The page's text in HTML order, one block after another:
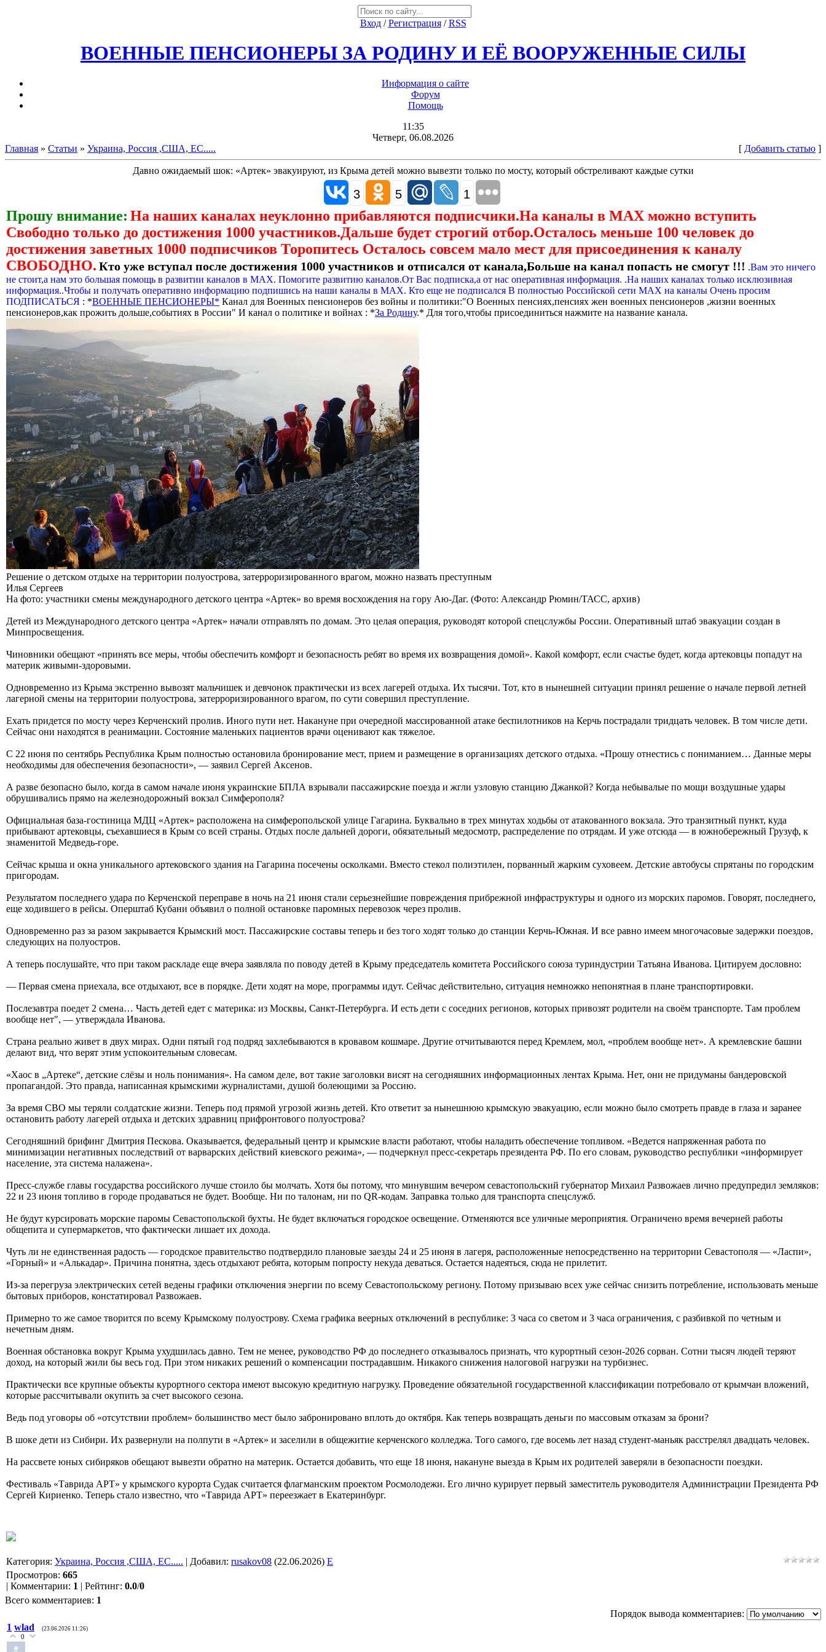
Вход/Регистрация/RSS
ВОЕННЫЕ ПЕНСИОНЕРЫ ЗА РОДИНУ И ЕЁ ВООРУЖЕННЫЕ СИЛЫ
Информация о сайте
Форум
Помощь
11:35
Четверг, 06.08.2026
Главная » Статьи » Украина, Россия ,США, ЕС..... [ Добавить статью ]
Давно ожидаемый шок: «Артек» эвакуируют, из Крыма детей можно вывезти только по мосту, который обстреливают каждые сутки
3 5 1
Прошу внимание: На наших каналах неуклонно прибавляются подписчики.На каналы в МАХ можно вступить
Свободно только до достижения 1000 участников.Дальше будет строгий отбор.Осталось меньше 100 человек до
достижения заветных 1000 подписчиков Торопитесь Осталось совсем мало мест для присоединения к каналу
СВОБОДНО. Кто уже вступал после достижения 1000 участников и отписался от канала,Больше на канал попасть не смогут !!! .Вам это ничего
не стоит,а нам это большая помощь в развитии каналов в МАХ. Помогите развитию каналов.От Вас подписка,а от нас оперативная информация. .На наших каналах только исклюзивная
информация..Чтобы и получать оперативно информацию подпишись на наши каналы в МАХ. Кто еще не подписался В полностью Российской сети МАХ на каналы Очень просим
ПОДПИСАТЬСЯ : *ВОЕННЫЕ ПЕНСИОНЕРЫ* Канал для Военных пенсионеров без войны и политики:"О Военных пенсиях,пенсиях жен военных пенсионеров ,жизни военных
пенсионеров,как прожить дольше,событиях в России" И канал о политике и войнах : *За Родину.* Для того,чтобы присоединиться нажмите на название канала.
Решение о детском отдыхе на территории полуострова, затерроризированного врагом, можно назвать преступным
Илья Сергеев
На фото: участники смены международного детского центра «Артек» во время восхождения на гору Аю-Даг. (Фото: Александр Рюмин/ТАСС, архив)
Детей из Международного детского центра «Артек» начали отправлять по домам. Это целая операция, руководят которой спецслужбы России. Оперативный штаб эвакуации создан в
Минпросвещения.
Чиновники обещают «принять все меры, чтобы обеспечить комфорт и безопасность ребят во время их возвращения домой». Какой комфорт, если счастье будет, когда артековцы попадут на
материк живыми-здоровыми.
Одновременно из Крыма экстренно вывозят мальчишек и девчонок практически из всех лагерей отдыха. Их тысячи. Тот, кто в нынешней ситуации принял решение о начале первой летней
лагерной смены на территории полуострова, затерроризированного врагом, по сути совершил преступление.
Ехать придется по мосту через Керченский пролив. Иного пути нет. Накануне при очередной массированной атаке беспилотников на Керчь пострадали тридцать человек. В том числе дети.
Сейчас они находятся в реанимации. Состояние маленьких пациентов врачи оценивают как тяжелое.
С 22 июня по сентябрь Республика Крым полностью остановила бронирование мест, прием и размещение в организациях детского отдыха. «Прошу отнестись с пониманием… Данные меры
необходимы для обеспечения безопасности», — заявил Сергей Аксенов.
А разве безопасно было, когда в самом начале июня украинские БПЛА взрывали пассажирские поезда и жгли узловую станцию Джанкой? Когда небывалые по мощи воздушные удары
обрушивались прямо на железнодорожный вокзал Симферополя?
Официальная база-гостиница МДЦ «Артек» расположена на симферопольской улице Гагарина. Буквально в трех минутах ходьбы от атакованного вокзала. Это транзитный пункт, куда
прибывают артековцы, съехавшиеся в Крым со всей страны. Отдых после дальней дороги, обязательный медосмотр, распределение по отрядам. И уже отсюда — в южнобережный Грузуф, к
знаменитой Медведь-горе.
Сейчас крыша и окна уникального артековского здания на Гагарина посечены осколками. Вместо стекол полиэтилен, порванный жарким суховеем. Детские автобусы спрятаны по городским
пригородам.
Результатом последнего удара по Керченской переправе в ночь на 21 июня стали серьезнейшие повреждения прибрежной инфраструктуры и одного из морских паромов. Говорят, последнего,
еще ходившего в рейсы. Оперштаб Кубани объявил о полной остановке паромных перевозок через пролив.
Одновременно раз за разом закрывается Крымский мост. Пассажирские составы теперь и без того ходят только до станции Керчь-Южная. И все равно имеем многочасовые задержки поездов,
следующих на полуостров.
А теперь послушайте, что при таком раскладе еще вчера заявляла по поводу детей в Крыму председатель комитета Российского союза туриндустрии Татьяна Иванова. Цитируем дословно:
— Первая смена приехала, все отдыхают, все в порядке. Дети ходят на море, программы идут. Сейчас действительно, ситуация немножко непонятная в плане транспортировки.
Послезавтра поедет 2 смена… Часть детей едет с материка: из Москвы, Санкт-Петербурга. И есть дети с соседних регионов, которых привозят родители на своём транспорте. Там проблем
вообще нет", — утверждала Иванова.
Страна реально живет в двух мирах. Одни пятый год подряд захлебываются в кровавом кошмаре. Другие отчитываются перед Кремлем, мол, «проблем вообще нет». А кремлевские башни
делают вид, что верят этим успокоительным словесам.
«Хаос в „Артеке“, детские слёзы и ноль понимания». На самом деле, вот такие заголовки висят на сегодняшних информационных лентах Крыма. Нет, они не придуманы бандеровской
пропагандой. Это правда, написанная крымскими журналистами, душой болеющими за Россию.
За время СВО мы теряли солдатские жизни. Теперь под прямой угрозой жизнь детей. Кто ответит за нынешнюю крымскую эвакуацию, если можно было смотреть правде в глаза и заранее
остановить работу лагерей отдыха и детских здравниц прифронтового полуострова?
Сегодняшний брифинг Дмитрия Пескова. Оказывается, федеральный центр и крымские власти работают, чтобы наладить обеспечение топливом. «Ведется напряженная работа по
минимизации негативных последствий от варварских действий киевского режима», — подчеркнул пресс-секретарь президента РФ. По его словам, руководство республики «информирует
население, эта система налажена».
Пресс-службе главы государства российского лучше стоило бы молчать. Хотя бы потому, что минувшим вечером севастопольский губернатор Михаил Развожаев лично предупредил земляков:
22 и 23 июня топливо в городе продаваться не будет. Вообще. Ни по талонам, ни по QR-кодам. Заправка только для транспорта спецслужб.
Не будут курсировать морские паромы Севастопольской бухты. Не будет включаться городское освещение. Отменяются все уличные мероприятия. Ограничено время вечерней работы
общепита и супермаркетов, что фактически лишает их дохода.
Чуть ли не единственная радость — городское правительство подтвердило плановые заезды 24 и 25 июня в лагеря, расположенные непосредственно на территории Севастополя — «Ласпи»,
«Горный» и «Алькадар». Причина понятна, здесь отдыхают ребята, которым попросту некуда деваться. Остается надеяться, сюда не прилетит.
Из-за перегруза электрических сетей ведены графики отключения энергии по всему Севастопольскому региону. Потому призываю всех уже сейчас снизить потребление, использовать меньше
бытовых приборов, констатировал Развожаев.
Примерно то же самое творится по всему Крымскому полуострову. Схема графика веерных отключений в республике: 3 часа со светом и 3 часа ограничения, с разбивкой по четным и
нечетным дням.
Военная обстановка вокруг Крыма ухудшилась давно. Тем не менее, руководство РФ до последнего отказывалось признать, что курортный сезон-2026 сорван. Сотни тысяч людей теряют
доход, на который жили бы весь год. При этом никаких решений о компенсации пострадавшим. Никакого снижения налоговой нагрузки на турбизнес.
Практически все крупные объекты курортного сектора имеют высокую кредитную нагрузку. Проведение обязательной государственной классификации потребовало от крымчан вложений,
которые рассчитывали окупить за счет высокого сезона.
Ведь под уговоры об «отсутствии проблем» большинство мест было забронировано вплоть до октября. Как теперь возвращать деньги по массовым отказам за брони?
В шоке дети из Сибири. Их развернули на полпути в «Артек» и заселили в общежитие керченского колледжа. Того самого, где восемь лет назад студент-маньяк расстрелял двадцать человек.
На рассвете юных сибиряков обещают вывезти обратно на материк. Остается добавить, что еще 18 июня, накануне выезда в Крым их родителей заверяли в безопасности поездки.
Фестиваль «Таврида АРТ» у крымского курорта Судак считается флагманским проектом Росмолодежи. Его лично курирует первый заместитель руководителя Администрации Президента РФ
Сергей Кириенко. Теперь стало известно, что «Таврида АРТ» переезжает в Екатеринбург.
Категория: Украина, Россия ,США, ЕС..... | Добавил: rusakov08 (22.06.2026) E
Просмотров: 665
| Комментарии: 1 | Рейтинг: 0.0/0
Всего комментариев: 1
Порядок вывода комментариев:
1 wlad (23.06.2026 11:26)
0